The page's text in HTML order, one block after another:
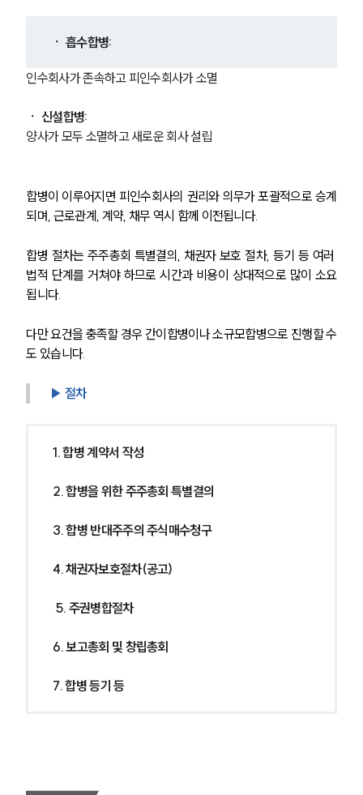
ㆍ 흡수합병:
인수회사가 존속하고 피인수회사가 소멸
ㆍ 신설합병:
양사가 모두 소멸하고 새로운 회사 설립
합병이 이루어지면 피인수회사의 권리와 의무가 포괄적으로 승계
되며, 근로관계, 계약, 채무 역시 함께 이전됩니다.
합병 절차는 주주총회 특별결의, 채권자 보호 절차, 등기 등 여러
법적 단계를 거쳐야 하므로 시간과 비용이 상대적으로 많이 소요
됩니다.
다만 요건을 충족할 경우 간이합병이나 소규모합병으로 진행할 수
도 있습니다.
▶ 절차
1. 합병 계약서 작성
2. 합병을 위한 주주총회 특별결의
3. 합병 반대주주의 주식매수청구
4. 채권자보호절차(공고)
5. 주권병합절차
6. 보고총회 및 창립총회
7. 합병 등기 등